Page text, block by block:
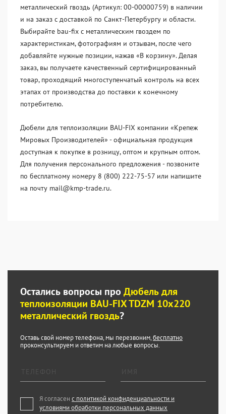
металлический гвоздь (Артикул: 00-00000759) в наличии
и на заказ с доставкой по Санкт-Петербургу и области.
Выбирайте bau-fix c металлическим гвоздем по
характеристикам, фотографиям и отзывам, после чего
добавляйте нужные позиции, нажав «В корзину». Делая
заказ, вы получаете качественный сертифицированный
товар, проходящий многоступенчатый контроль на всех
этапах от производства до поставки к конечному
потребителю.
Дюбели для теплоизоляции BAU-FIX компании «Крепеж
Мировых Производителей» - официальная продукция
доступная к покупке в розницу, оптом и крупным оптом.
Для получения персонального предложения - позвоните
по бесплатному номеру 8 (800) 222-75-57 или напишите
на почту mail@kmp-trade.ru.
Остались вопросы про Дюбель для
теплоизоляции BAU-FIX TDZM 10x220
металлический гвоздь?
Оставь свой номер телефона, мы перезвоним,бесплатно
проконсультируем и ответим на любые вопросы.
Я согласен с политикой конфиденциальности и
условиями обработки персональных данных